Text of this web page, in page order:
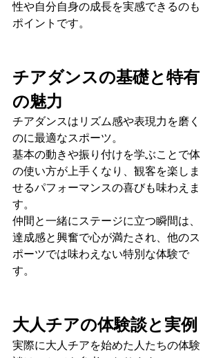
性や自分自身の成長を実感できるのも
ポイントです。
チアダンスの基礎と特有
の魅力
チアダンスはリズム感や表現力を磨く
のに最適なスポーツ。
基本の動きや振り付けを学ぶことで体
の使い方が上手くなり、観客を楽しま
せるパフォーマンスの喜びも味わえま
す。
仲間と一緒にステージに立つ瞬間は、
達成感と興奮で心が満たされ、他のス
ポーツでは味わえない特別な体験で
す。
大人チアの体験談と実例
実際に大人チアを始めた人たちの体験